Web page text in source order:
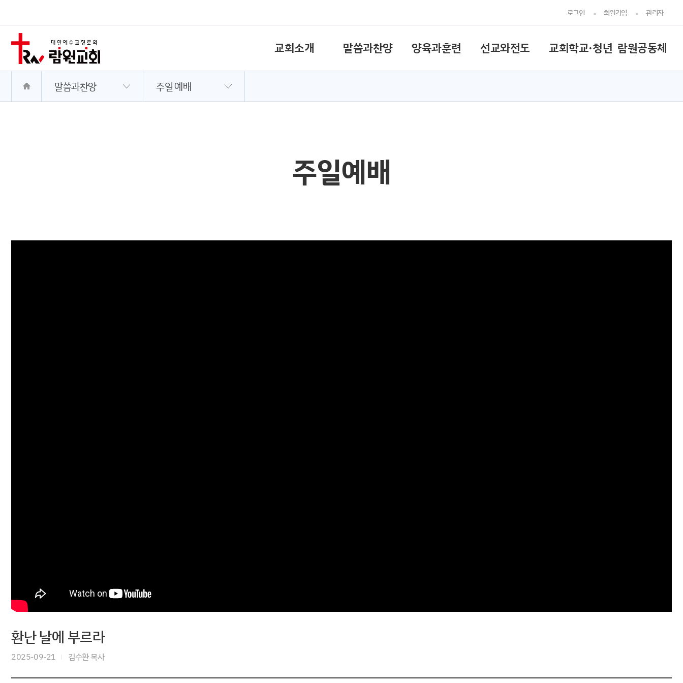
로그인 회원가입 관리자
람원공동체
교회학교·청년
선교와전도
양육과훈련
말씀과찬양
교회소개
말씀과찬양 주일 예배
주일예배
환난 날에 부르라
2025-09-21 김수환 목사